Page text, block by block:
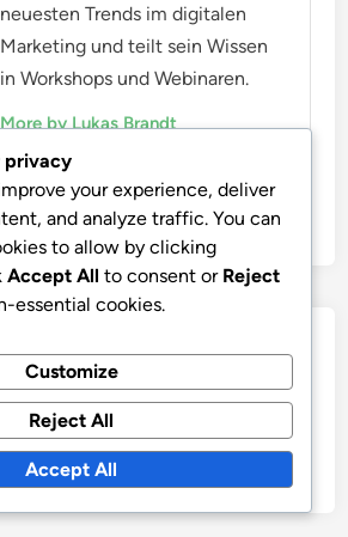
neuesten Trends im digitalen
Marketing und teilt sein Wissen
in Workshops und Webinaren.
More by Lukas Brandt
Behavioral Targeting:
Conversion Rates,
Engagement Metrics
privacy
your experience, deliver
and analyze traffic. You can
to allow by clicking
Accept All to consent or Reject
essential cookies.
Customize
Reject All
Accept All